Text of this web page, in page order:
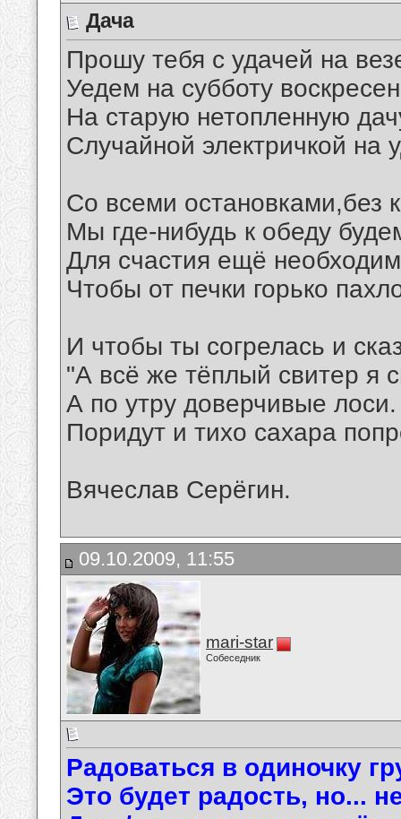
Дача
Прошу тебя с удачей на
Уедем на субботу
На старую нетопленную
Случайной электричкой на
Со всеми остановками,без
Мы где-нибудь к обеду
Для счастия ещё
Чтобы от печки горько
И чтобы ты согрелась и
"А всё же тёплый свитер я
А по утру доверчивые лоси.
Поридут и тихо сахара
Вячеслав Серёгин.
09.10.2009, 11:55
mari-star
Собеседник
Радоваться в одиночку
Это будет радость, но...